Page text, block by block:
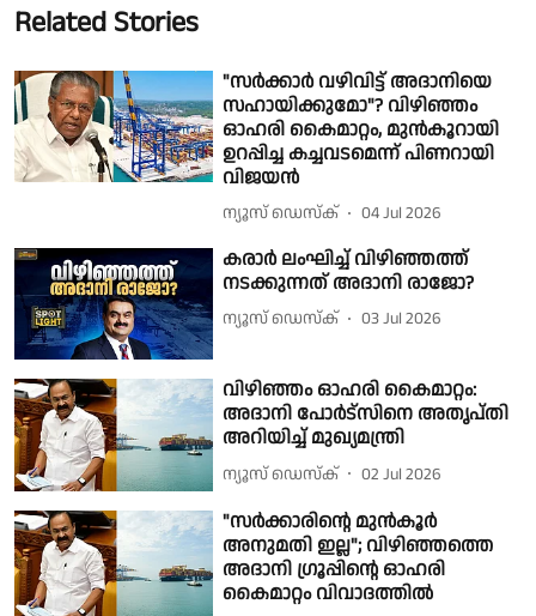
Related Stories
"സർക്കാർ വഴിവിട്ട് അദാനിയെ
സഹായിക്കുമോ"? വിഴിഞ്ഞം
ഓഹരി കൈമാറ്റം, മുൻകൂറായി
ഉറപ്പിച്ച കച്ചവടമെന്ന് പിണറായി
വിജയൻ
ന്യൂസ് ഡെസ്ക് 04 Jul 2026
കരാര്‍ ലംഘിച്ച് വിഴിഞ്ഞത്ത്
നടക്കുന്നത് അദാനി രാജോ?
ന്യൂസ് ഡെസ്ക് 03 Jul 2026
വിഴിഞ്ഞം ഓഹരി കൈമാറ്റം:
അദാനി പോർട്സിനെ അതൃപ്തി
അറിയിച്ച് മുഖ്യമന്ത്രി
ന്യൂസ് ഡെസ്ക് 02 Jul 2026
"സർക്കാരിൻ്റെ മുൻകൂർ
അനുമതി ഇല്ല"; വിഴിഞ്ഞത്തെ
അദാനി ഗ്രൂപ്പിൻ്റെ ഓഹരി
കൈമാറ്റം വിവാദത്തിൽ